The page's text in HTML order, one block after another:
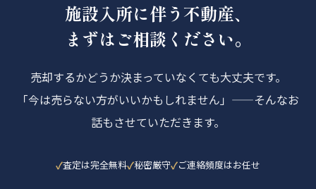
施設入所に伴う不動産、
まずはご相談ください。
売却するかどうか決まっていなくても大丈夫です。
「今は売らない方がいいかもしれません」——そんなお
話もさせていただきます。
査定は完全無料 秘密厳守 ご連絡頻度はお任せ